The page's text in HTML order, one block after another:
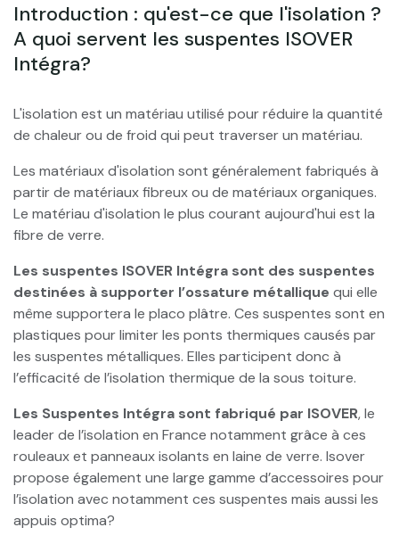
Introduction : qu'est-ce que l'isolation ?
A quoi servent les suspentes ISOVER
Intégra?
L'isolation est un matériau utilisé pour réduire la quantité
de chaleur ou de froid qui peut traverser un matériau.
Les matériaux d'isolation sont généralement fabriqués à
partir de matériaux fibreux ou de matériaux organiques.
Le matériau d'isolation le plus courant aujourd'hui est la
fibre de verre.
Les suspentes ISOVER Intégra sont des suspentes
destinées à supporter l’ossature métallique qui elle
même supportera le placo plâtre. Ces suspentes sont en
plastiques pour limiter les ponts thermiques causés par
les suspentes métalliques. Elles participent donc à
l’efficacité de l’isolation thermique de la sous toiture.
Les Suspentes Intégra sont fabriqué par ISOVER, le
leader de l’isolation en France notamment grâce à ces
rouleaux et panneaux isolants en laine de verre. Isover
propose également une large gamme d’accessoires pour
l’isolation avec notamment ces suspentes mais aussi les
appuis optima?